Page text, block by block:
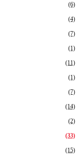
(6)
(4)
(7)
(1)
(11)
(1)
(7)
(14)
(2)
(33)
(15)